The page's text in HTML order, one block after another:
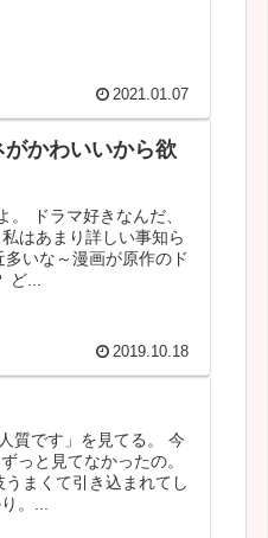
2021.01.07
かわいいから欲
ドラマ好きなんだ、
はあまり詳しい事知ら
いな～漫画が原作のド
...
2019.10.18
質です」を見てる。 今
っと見てなかったの。
まくて引き込まれてし
。...